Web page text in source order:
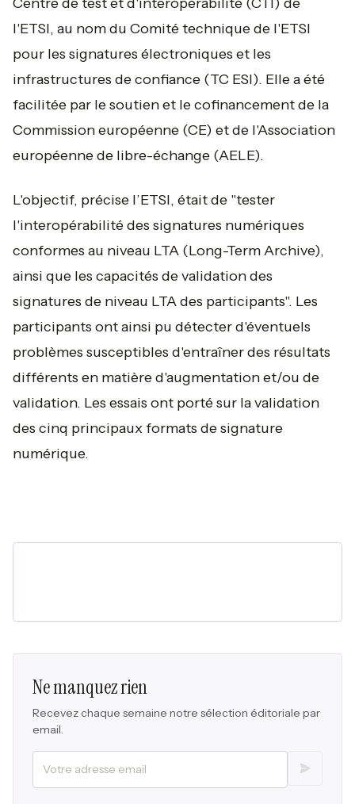
l'ETSI, au nom du Comité technique de l'ETSI
pour les signatures électroniques et les
infrastructures de confiance (TC ESI). Elle a été
facilitée par le soutien et le cofinancement de la
Commission européenne (CE) et de l'Association
européenne de libre-échange (AELE).
L'objectif, précise l’ETSI, était de "tester
l'interopérabilité des signatures numériques
conformes au niveau LTA (Long-Term Archive),
ainsi que les capacités de validation des
signatures de niveau LTA des participants". Les
participants ont ainsi pu détecter d'éventuels
problèmes susceptibles d'entraîner des résultats
différents en matière d'augmentation et/ou de
validation. Les essais ont porté sur la validation
des cinq principaux formats de signature
numérique.
Ne manquez rien
Recevez chaque semaine notre sélection éditoriale par
email.